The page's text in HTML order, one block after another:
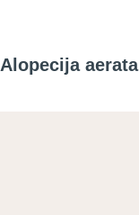
Alopecija aerata